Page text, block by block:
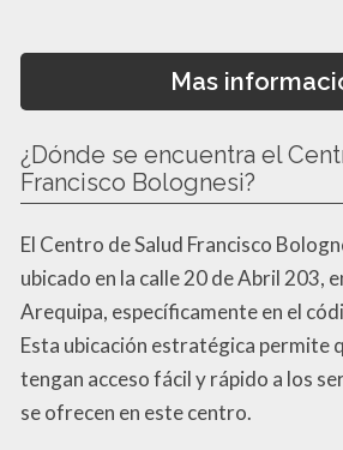
Mas
¿Dónde se encuentra el
Francisco Bolognesi?
El Centro de Salud Francisco
ubicado en la calle 20 de Abril 203,
Arequipa, específicamente en el
Esta ubicación estratégica permite
tengan acceso fácil y rápido a los
se ofrecen en este centro.